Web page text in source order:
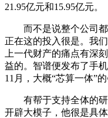
21.95亿元和15.95亿元。
而不是说整个公司都
正在这的投入很是。我
上一代财产的痛点有深
益的。智谱便发布了手
11月，大概“芯算一体”的
有帮于支持全体的研
开辟大模子，他很是具